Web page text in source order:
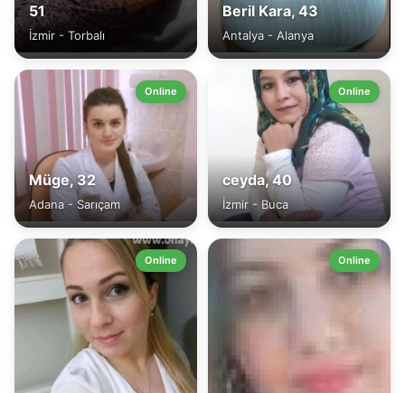
51
İzmir - Torbalı
Beril Kara, 43
Antalya - Alanya
Online
Müge, 32
Adana - Sarıçam
Online
ceyda, 40
İzmir - Buca
Online Online